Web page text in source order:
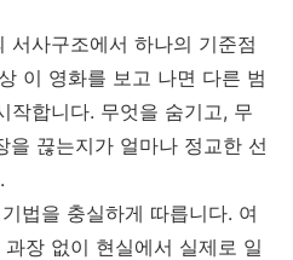
서사구조에서 하나의 기준점
이 영화를 보고 나면 다른 범
작합니다. 무엇을 숨기고, 무
을 끊는지가 얼마나 정교한 선
법을 충실하게 따릅니다. 여
장 없이 현실에서 실제로 일